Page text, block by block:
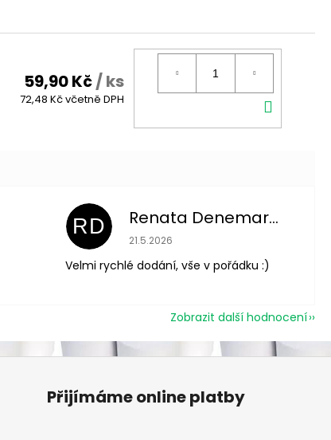
59,90 Kč/ ks
72,48 Kč včetně DPH
z 5 hvězdiček.RD Renata Denemarková
Hodnocení obchodu je 5 z 5
21.5.2026
Velmi rychlé dodání, vše v pořádku :)
Zobrazit další hodnocení
Přijímáme online platby